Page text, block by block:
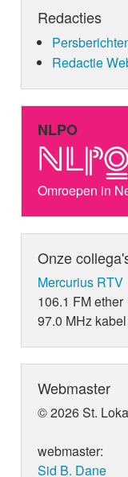
Redacties
Redactie
NLPO
Omroepen in
Onze
Mercurius RTV
106.1 FM ether
97.0 MHz kabel
Webmaster
© 2026 St.
webmaster:
Sid B. Dane